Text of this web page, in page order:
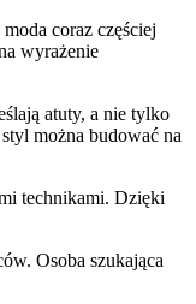
coraz częściej
wyrażenie
atuty, a nie tylko
można budować na
technikami. Dzięki
Osoba szukająca